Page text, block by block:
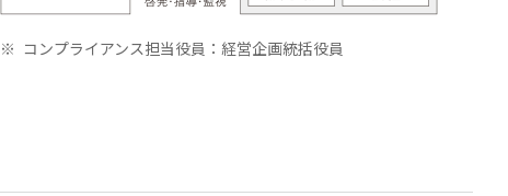
コンプライアンス担当役員：経営企画統括役員